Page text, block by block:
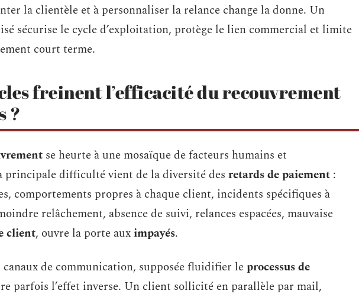
la clientèle et à personnaliser la relance change la donne. Un
sécurise le cycle d’exploitation, protège le lien commercial et limite
court terme.
freinent l’efficacité du recouvrement
?
se heurte à une mosaïque de facteurs humains et
principale difficulté vient de la diversité des retards de paiement :
comportements propres à chaque client, incidents spécifiques à
relâchement, absence de suivi, relances espacées, mauvaise
client, ouvre la porte auximpayés.
de communication, supposée fluidifier leprocessus de
parfois l’effet inverse. Un client sollicité en parallèle par mail,